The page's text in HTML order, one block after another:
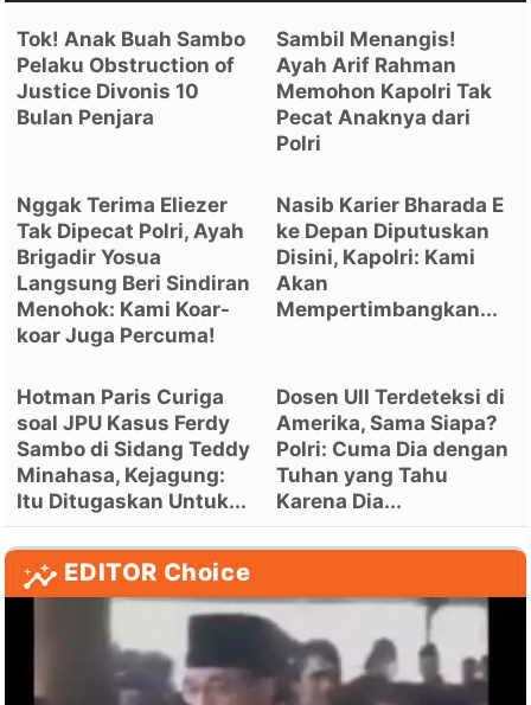
Tok! Anak Buah Sambo
Pelaku Obstruction of
Justice Divonis 10
Bulan Penjara
Sambil Menangis!
Ayah Arif Rahman
Memohon Kapolri Tak
Pecat Anaknya dari
Polri
Nggak Terima Eliezer
Tak Dipecat Polri, Ayah
Brigadir Yosua
Langsung Beri Sindiran
Menohok: Kami Koar-
koar Juga Percuma!
Nasib Karier Bharada E
ke Depan Diputuskan
Disini, Kapolri: Kami
Akan
Mempertimbangkan...
Hotman Paris Curiga
soal JPU Kasus Ferdy
Sambo di Sidang Teddy
Minahasa, Kejagung:
Itu Ditugaskan Untuk...
Dosen UII Terdeteksi di
Amerika, Sama Siapa?
Polri: Cuma Dia dengan
Tuhan yang Tahu
Karena Dia...
EDITOR Choice